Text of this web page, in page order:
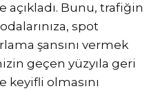
açıkladı. Bunu, trafiğin
spot
şansını vermek
geçen yüzyıla geri
keyifli olmasını